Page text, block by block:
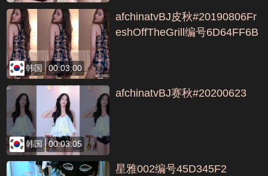
韩国 00:03:00
afchinatvBJ皮秋#20190806Fr
eshOffTheGrill编号6D64FF6B
韩国 00:03:05
afchinatvBJ赛秋#20200623
星雅002编号45D345F2